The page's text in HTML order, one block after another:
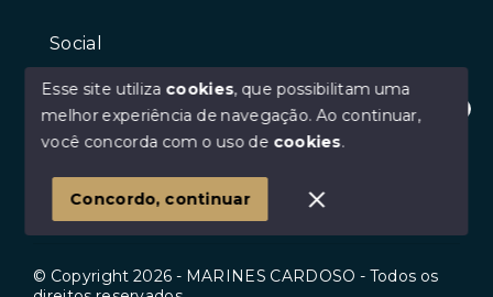
Olá! Estamos disponíveis para te ajudar.
Social
Facebook
Youtube
© Copyright 2026 - MARINES CARDOSO - Todos os
Esse site utiliza cookies, que possibilitam uma
melhor experiência de navegação.Ao continuar,
você concorda com o uso de cookies.
Concordo, continuar